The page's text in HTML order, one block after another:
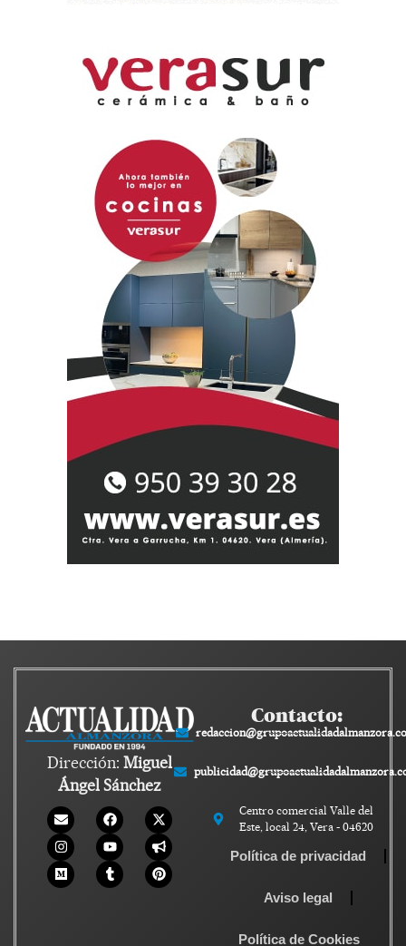
Dirección: Miguel
Ángel Sánchez
Contacto:
Centro comercial Valle del
Este, local 24, Vera - 04620
Política de privacidad
Aviso legal
Política de Cookies